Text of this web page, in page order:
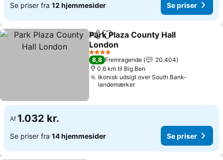
Se priser fra 12 hjemmesider Se priser
Del Føj til favoritter
Park Plaza County Hall
London
Se priser
4 Stjerner
8,8 Fremragende
20.404
0.6 km til Big Ben
Ikonisk udsigt over South Bank-
landemærker
Af 1.032 kr.
Se priser fra 14 hjemmesider Se priser